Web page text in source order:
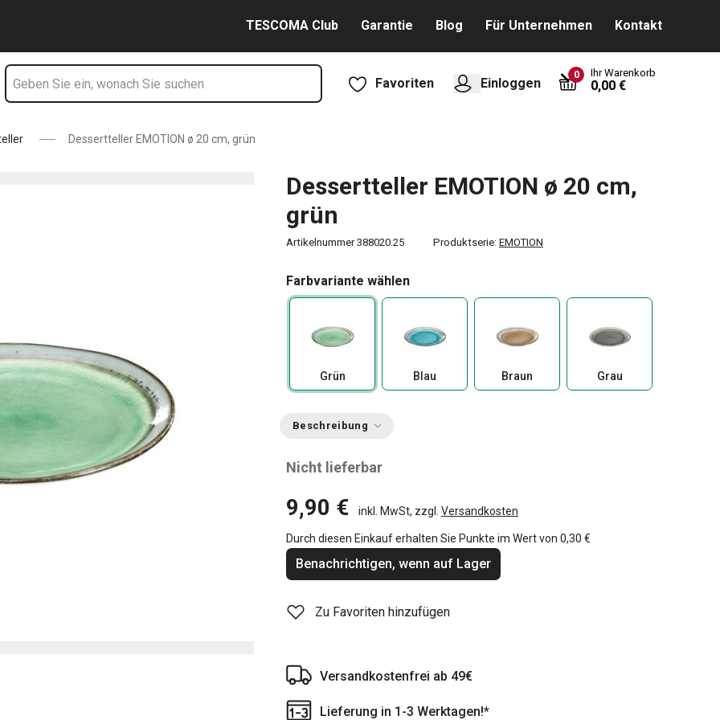
TESCOMA Club Garantie Blog Für Unternehmen Kontakt
Favoriten Einloggen
0 Ihr Warenkorb
0,00 €
Dessertteller EMOTION ø 20 cm, grün
Dessertteller EMOTION ø 20 cm,
grün
Artikelnummer 388020.25 Produktserie: EMOTION
Farbvariante wählen
Grün Blau Braun Grau
Beschreibung
Nicht lieferbar
9,90 € inkl. MwSt, zzgl. Versandkosten
Durch diesen Einkauf erhalten Sie Punkte im Wert von 0,30 €
Benachrichtigen, wenn auf Lager
Zu Favoriten hinzufügen
Versandkostenfrei ab 49€
Lieferung in 1-3 Werktagen!*